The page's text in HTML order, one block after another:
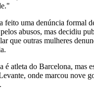
feito uma denúncia formal
abusos, mas decidiu
que outras mulheres
é atleta do Barcelona, mas
onde marcou nove